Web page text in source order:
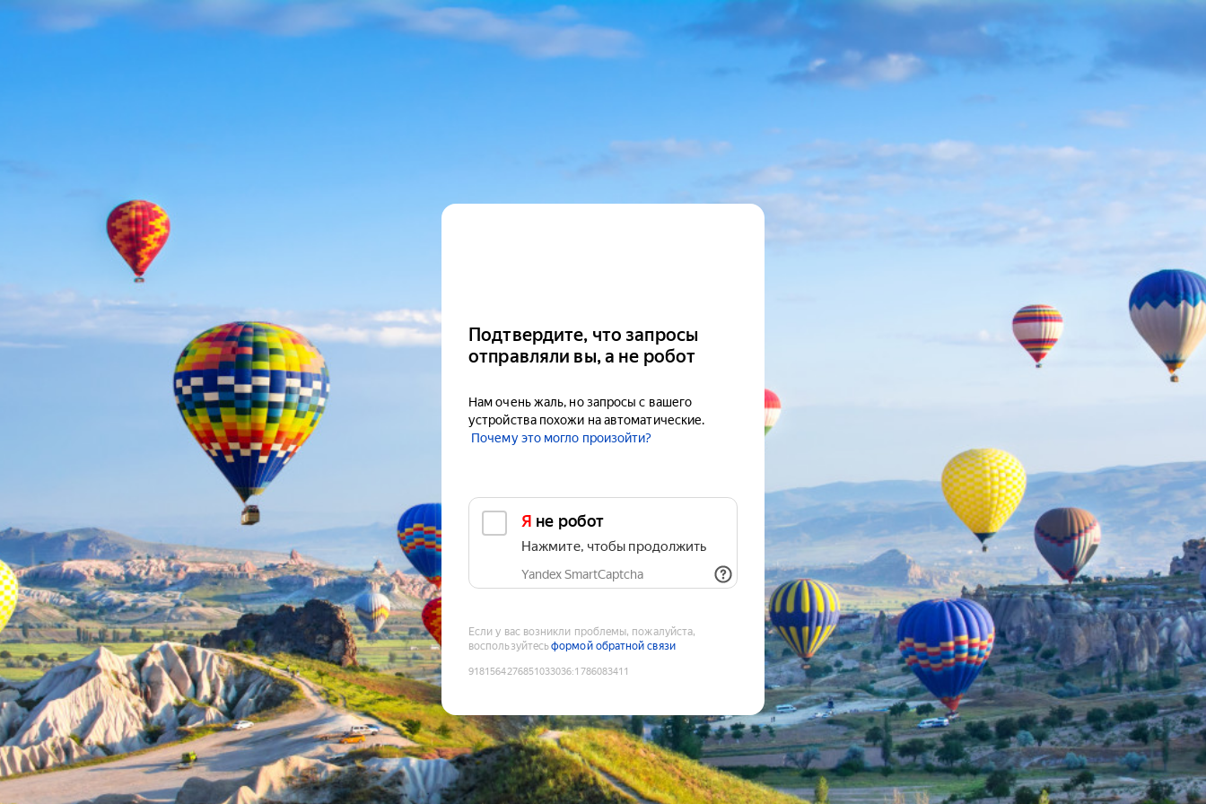
Подтвердите, что запросы
отправляли вы, а не робот
Нам очень жаль, но запросы с вашего
устройства похожи на автоматические.
Почему это могло произойти?
Я не робот
Нажмите, чтобы продолжить
Yandex SmartCaptcha
Если у вас возникли проблемы, пожалуйста,
воспользуйтесьформой обратной связи
9181564276851033036:1786083411